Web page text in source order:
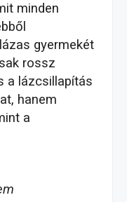
minden
gyermekét
rossz
a lázcsillapítás
hanem
a